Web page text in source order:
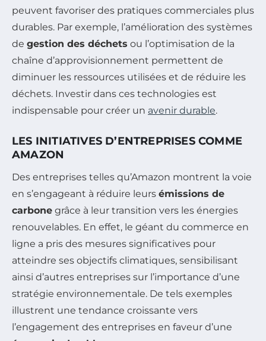
peuvent favoriser des pratiques commerciales plus
durables. Par exemple, l’amélioration des systèmes
de gestion des déchets ou l’optimisation de la
chaîne d’approvisionnement permettent de
diminuer les ressources utilisées et de réduire les
déchets. Investir dans ces technologies est
indispensable pour créer un avenir durable.
LES INITIATIVES D’ENTREPRISES COMME
AMAZON
Des entreprises telles qu’Amazon montrent la voie
en s’engageant à réduire leurs émissions de
carbone grâce à leur transition vers les énergies
renouvelables. En effet, le géant du commerce en
ligne a pris des mesures significatives pour
atteindre ses objectifs climatiques, sensibilisant
ainsi d’autres entreprises sur l’importance d’une
stratégie environnementale. De tels exemples
illustrent une tendance croissante vers
l’engagement des entreprises en faveur d’une